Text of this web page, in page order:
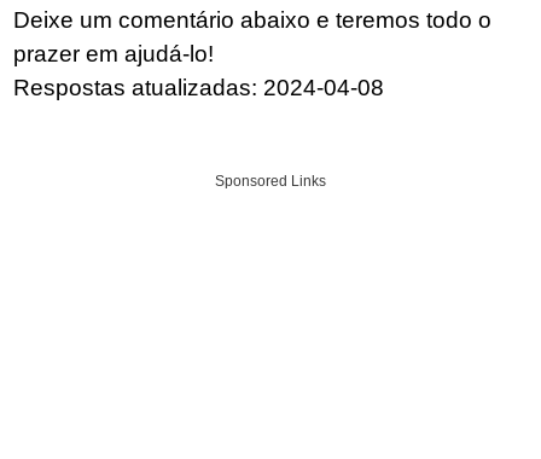
Deixe um comentário abaixo e teremos todo o
prazer em ajudá-lo!
Respostas atualizadas: 2024-04-08
Sponsored Links